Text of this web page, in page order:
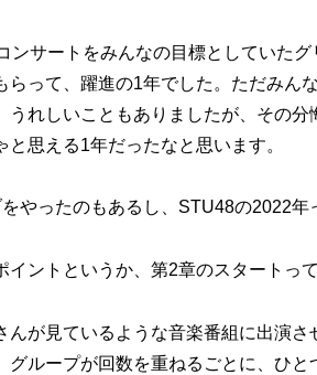
サートをみんなの目標としていたグ
らって、躍進の1年でした。ただみん
うれしいこともありましたが、その
と思える1年だったなと思います。
やったのもあるし、STU48の2022年
ントというか、第2章のスタートって
が見ているような音楽番組に出演さ
グループが回数を重ねるごとに、ひ